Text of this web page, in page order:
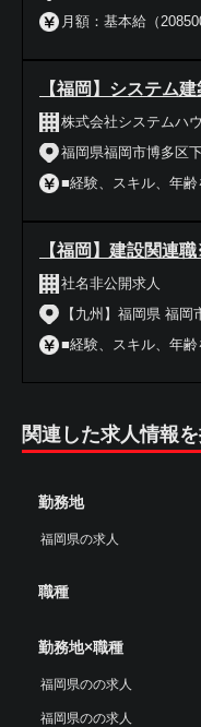
月額：基本給（
【福岡】システム
株式会社システムハ
福岡県福岡市博多区
■経験、スキル、年
【福岡】建設関連
社名非公開求人
【九州】福岡県 福
■経験、スキル、年
関連した求人情報
勤務地
福岡県の求人
職種
勤務地×職種
福岡県のの求人
福岡県のの求人